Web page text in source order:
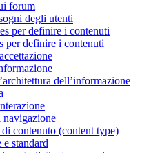
forum
degli utenti
per definire i contenuti
per definire i contenuti
dell’informazione
navigazione
contenuto (content type)
standard